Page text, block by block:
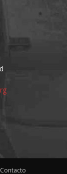
Contacto